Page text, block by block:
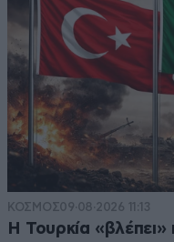
ΚΟΣΜΟΣ09·08·2026 11:13
Η Τουρκία